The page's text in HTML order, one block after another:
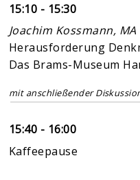
15:10 - 15:30
Joachim Kossmann, MA
Herausforderung
Das Brams-Museum
mit anschließender
15:40 - 16:00
Kaffeepause